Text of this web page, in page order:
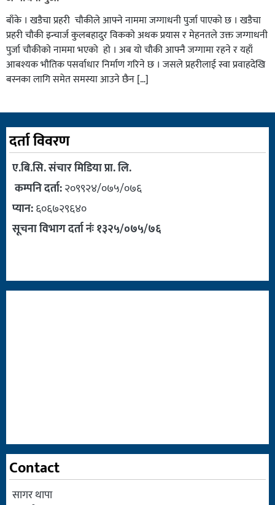
बाँके । खडैचा प्रहरी चाैकीले आफ्ने नाममा जग्गाधनी पुर्जा पाएकाे छ । खडैचा
प्रहरी चाैकी इन्चार्ज कुलबहादुर विककाे अथक प्रयास र मेहनतले उक्त जग्गाधनी
पुर्जा चाैकीकाे नाममा भएको हाे । अब याे चाैकी आफ्नै जग्गामा रहने र यहाँ
आबश्यक भाैतिक पसर्वाधार निर्माण गरिने छ । जसले प्रहरीलाई स्वा प्रवाहदेखि
बस्नका लागि समेत समस्या आउने छैन […]
दर्ता विवरण
ए.बि.सि. संचार मिडिया प्रा. लि.
कम्पनि दर्ता:२०९९२४/०७५/०७६
प्यान:६०६७२९६४०
सूचना विभाग दर्ता नंः १३२५/०७५/७६
Contact
सागर थापा